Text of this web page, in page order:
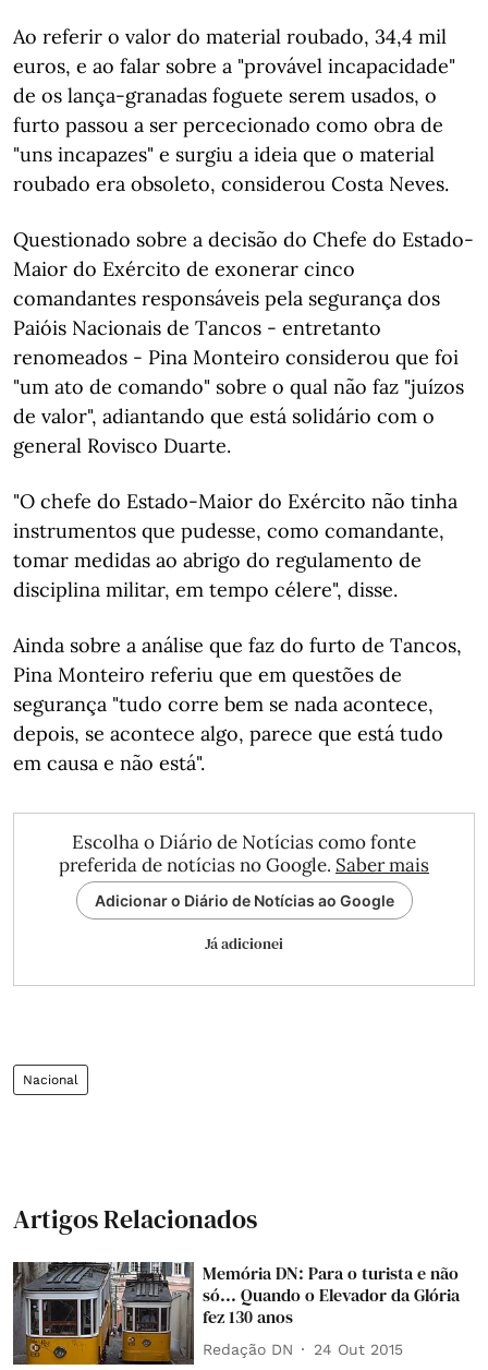
Ao referir o valor do material roubado, 34,4 mil
euros, e ao falar sobre a "provável incapacidade"
de os lança-granadas foguete serem usados, o
furto passou a ser percecionado como obra de
"uns incapazes" e surgiu a ideia que o material
roubado era obsoleto, considerou Costa Neves.
Questionado sobre a decisão do Chefe do Estado-
Maior do Exército de exonerar cinco
comandantes responsáveis pela segurança dos
Paióis Nacionais de Tancos - entretanto
renomeados - Pina Monteiro considerou que foi
"um ato de comando" sobre o qual não faz "juízos
de valor", adiantando que está solidário com o
general Rovisco Duarte.
"O chefe do Estado-Maior do Exército não tinha
instrumentos que pudesse, como comandante,
tomar medidas ao abrigo do regulamento de
disciplina militar, em tempo célere", disse.
Ainda sobre a análise que faz do furto de Tancos,
Pina Monteiro referiu que em questões de
segurança "tudo corre bem se nada acontece,
depois, se acontece algo, parece que está tudo
em causa e não está".
Escolha o Diário de Notícias como fonte
preferida de notícias no Google. Saber mais
Adicionar o Diário de Notícias ao Google
Já adicionei
Nacional
Artigos Relacionados
Memória DN: Para o turista e não
só... Quando o Elevador da Glória
fez 130 anos
Redação DN 24 Out 2015